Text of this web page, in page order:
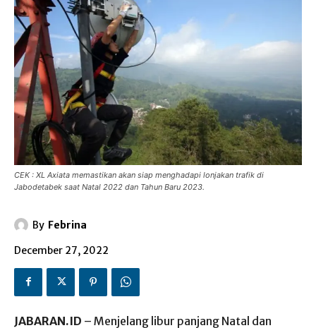
CEK : XL Axiata memastikan akan siap menghadapi lonjakan trafik di
Jabodetabek saat Natal 2022 dan Tahun Baru 2023.
By Febrina
December 27, 2022
JABARAN.ID – Menjelang libur panjang Natal dan